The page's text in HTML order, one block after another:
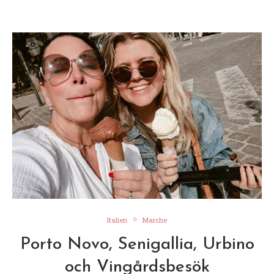
Italien Marche
Porto Novo, Senigallia, Urbino
och Vingårdsbesök